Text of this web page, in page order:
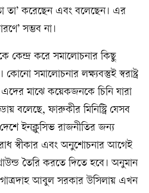
তা’ করেছেন এবং বলেছেন। এর
সম্ভব না।
কেন্দ্র করে সমালোচনার কিছু
কোনো সমালোচনার লক্ষ্যবস্তুই স্বরাষ্ট্র
মাঝে কয়েকজনকে চিনি যারা
বলেছে, ফারুকীর মিনিস্ট্রি যেসব
ইনক্লুসিভ রাজনীতির জন‍্য
স্বীকার এবং অনুশোচনার আগেই
তৈরি করতে দিতে হবে। অনুমান
গাত্রদাহ আবুল সরকার উসিলায় এখন